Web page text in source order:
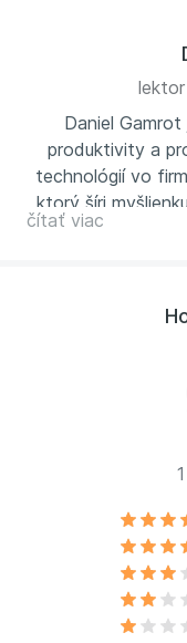
Daniel
produktivity a
technológií vo
ktorý šíri
posledný rok
zručností
čítať viac